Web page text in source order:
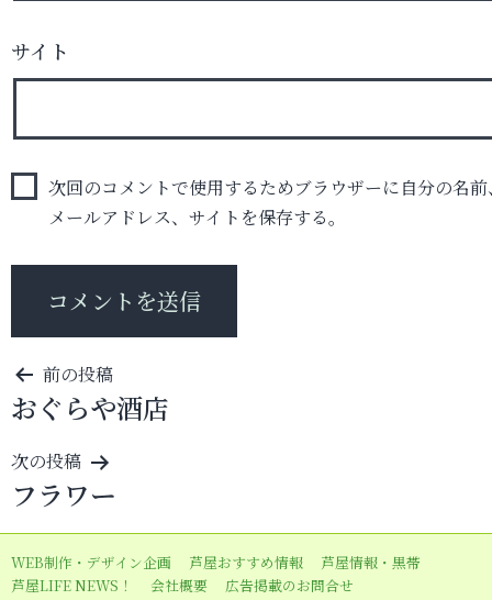
サイト
次回のコメントで使用するためブラウザーに自分の名前
メールアドレス、サイトを保存する。
投
稿
ナ
ビ
ゲ
ー
シ
前の投稿
おぐらや酒店
次の投稿
フラワー
WEB制作・デザイン企画 芦屋おすすめ情報
芦屋情報・黒帯
芦屋LIFE NEWS！
会社概要 広告掲載のお問合せ